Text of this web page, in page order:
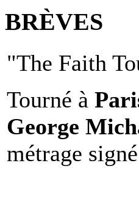
BRÈVES
"The Faith
Tourné à
George
métrage signé